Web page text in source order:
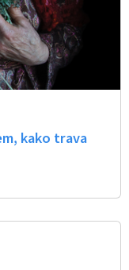
kako trava